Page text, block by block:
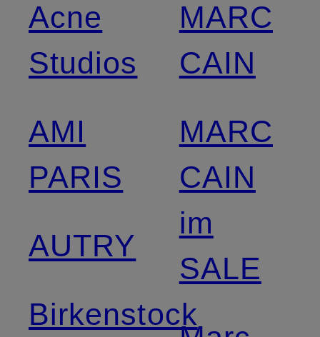
Acne
Studios
AMI
PARIS
AUTRY
Birkenstock
MARC
CAIN
MARC
CAIN
im
SALE